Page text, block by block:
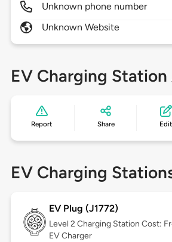
Unknown phone number
Unknown Website
EV Charging
Report Share Edit
EV Charging
EV Plug (J1772)
Level 2 Charging Station Cost:
EV Charger